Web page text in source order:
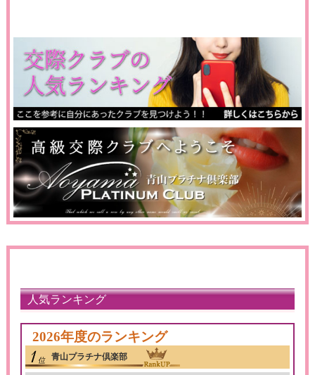
人気ランキング
2026年度のランキング
青山プラチナ倶楽部